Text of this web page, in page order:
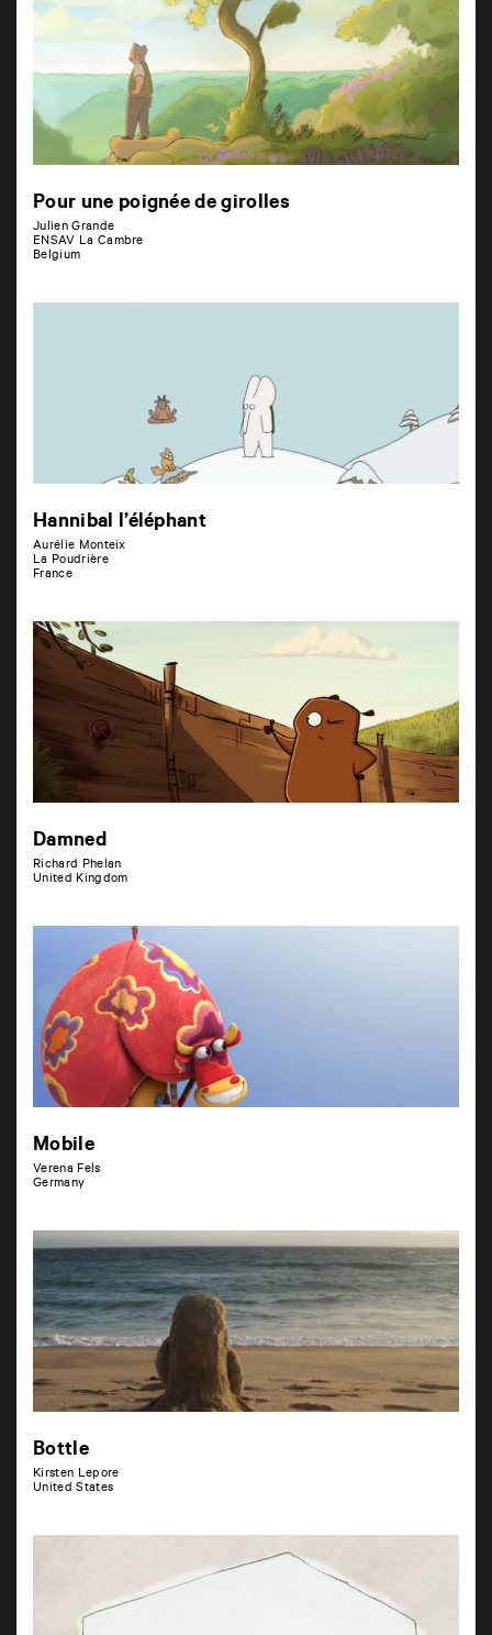
Pour une poignée de girolles
Julien Grande
ENSAV La Cambre
Belgium
Hannibal l’éléphant
Aurélie Monteix
La Poudrière
France
Damned
Richard Phelan
United Kingdom
Mobile
Verena Fels
Germany
Bottle
Kirsten Lepore
United States